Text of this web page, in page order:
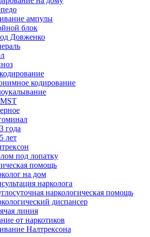
ампулы
блок
Довженко
кодирование
года
лет
под лопатку
помощь
на дом
нарколога
наркологическая помощь
диспансер
линия
от наркотиков
Налтрексона